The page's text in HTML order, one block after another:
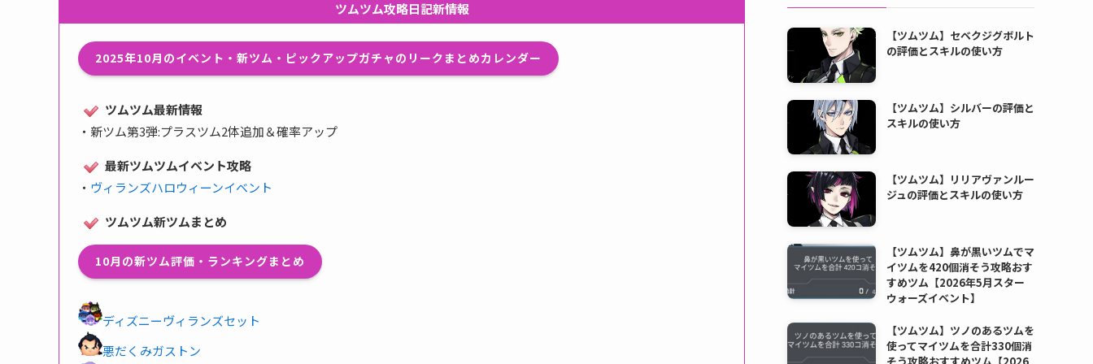
ツムツム攻略日記新情報
2025年10月のイベント・新ツム・ピックアップガチャのリークまとめカレンダー
ツムツム最新情報
・ 新ツム第3弾:プラスツム2体追加＆確率アップ
最新ツムツムイベント攻略
・ ヴィランズハロウィーンイベント
ツムツム新ツムまとめ
10月の新ツム評価・ランキングまとめ
ディズニーヴィランズセット
悪だくみガストン
【ツムツム】セベクジグボルト
の評価とスキルの使い方
【ツムツム】シルバーの評価と
スキルの使い方
【ツムツム】リリアヴァンルー
ジュの評価とスキルの使い方
【ツムツム】鼻が黒いツムでマ
イツムを420個消そう攻略おす
すめツム【2026年5月スター
ウォーズイベント】
【ツムツム】ツノのあるツムを
使ってマイツムを合計330個消